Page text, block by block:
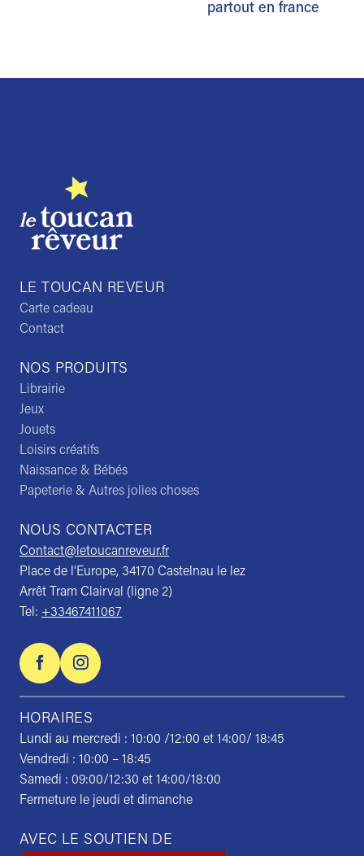
partout en france
NOS PRODUITS
Librairie
Jeux
Jouets
Loisirs créatifs
Naissance & Bébés
Papeterie & Autres jolies choses
NOUS CONTACTER
Contact@letoucanreveur.fr
Place de l’Europe, 34170 Castelnau le lez
Arrêt Tram Clairval (ligne 2)
Tel: +33467411067
HORAIRES
Lundi au mercredi : 10:00 /12:00 et 14:00/ 18:45
Vendredi : 10:00 – 18:45
Samedi : 09:00/12:30 et 14:00/18:00
Fermeture le jeudi et dimanche
LE TOUCAN REVEUR
Carte cadeau
Contact
AVEC LE SOUTIEN DE